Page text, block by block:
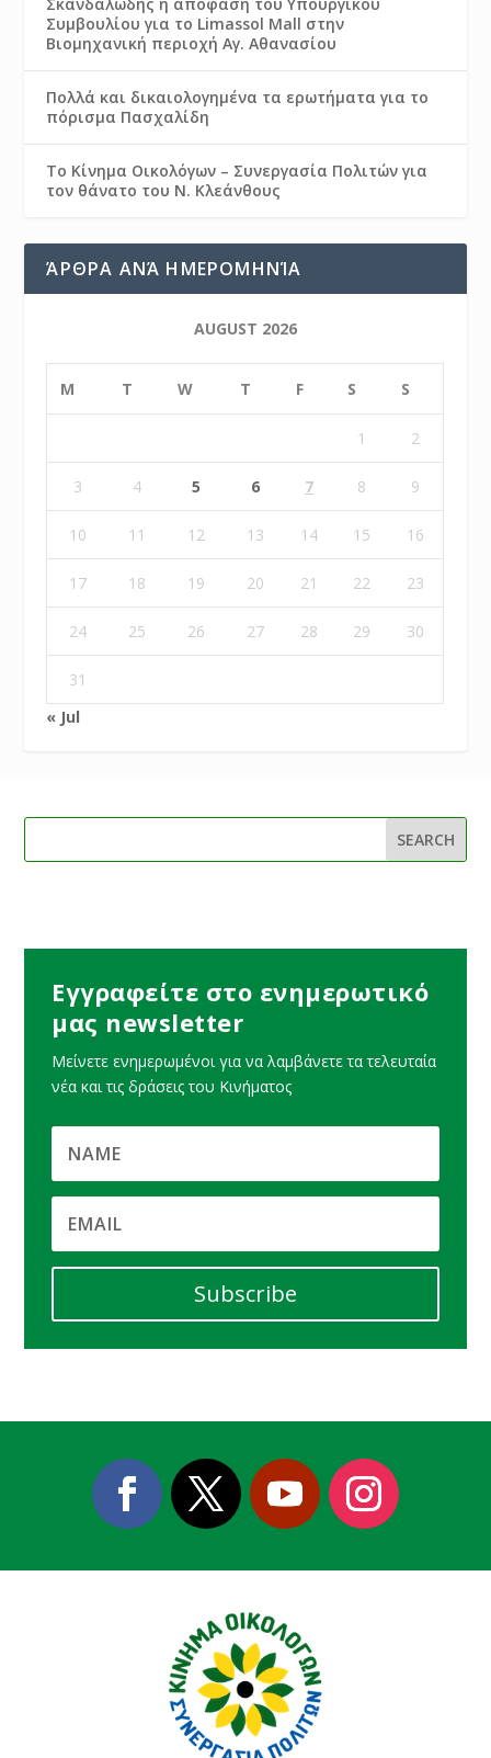
Συμβουλίου για το Limassol Mall στην
Βιομηχανική περιοχή Αγ. Αθανασίου
Πολλά και δικαιολογημένα τα ερωτήματα για το
πόρισμα Πασχαλίδη
Το Κίνημα Οικολόγων – Συνεργασία Πολιτών για
τον θάνατο του Ν. Κλεάνθους
ΆΡΘΡΑ ΑΝΆ ΗΜΕΡΟΜΗΝΊΑ
AUGUST 2026
M T W T F S S
1 2
3 4 5 6 7 8 9
10 11 12 13 14 15 16
17 18 19 20 21 22 23
24 25 26 27 28 29 30
31
« Jul
Εγγραφείτε στο ενημερωτικό
μας newsletter
Μείνετε ενημερωμένοι για να λαμβάνετε τα τελευταία
νέα και τις δράσεις του Κινήματος
Subscribe